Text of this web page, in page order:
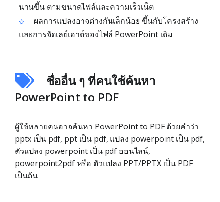
นานขึ้น ตามขนาดไฟล์และความเร็วเน็ต
ผลการแปลงอาจต่างกันเล็กน้อย ขึ้นกับโครงสร้าง
และการจัดเลย์เอาต์ของไฟล์ PowerPoint เดิม
ชื่ออื่น ๆ ที่คนใช้ค้นหา
PowerPoint to PDF
ผู้ใช้หลายคนอาจค้นหา PowerPoint to PDF ด้วยคำว่า
pptx เป็น pdf, ppt เป็น pdf, แปลง powerpoint เป็น pdf,
ตัวแปลง powerpoint เป็น pdf ออนไลน์,
powerpoint2pdf หรือ ตัวแปลง PPT/PPTX เป็น PDF
เป็นต้น